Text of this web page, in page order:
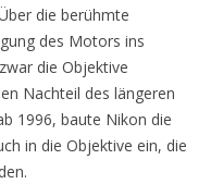
die berühmte
des Motors ins
die Objektive
Nachteil des längeren
1996, baute Nikon die
in die Objektive ein, die